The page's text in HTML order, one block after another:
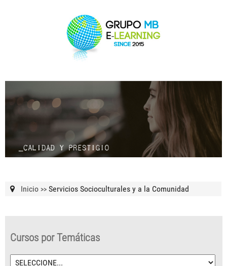
Inicio >> Servicios Socioculturales y a la Comunidad
Cursos por Temáticas